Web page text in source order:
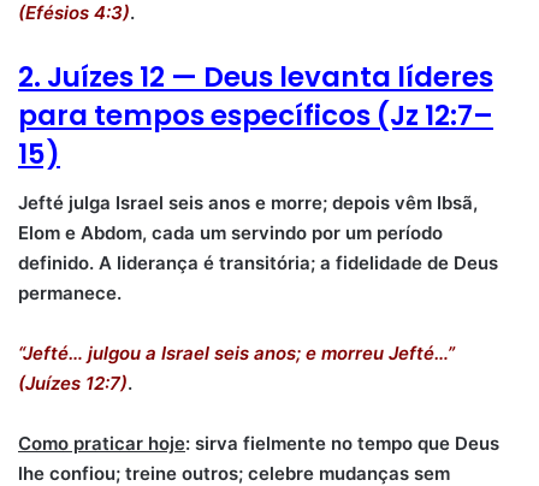
(Efésios 4:3).
2. Juízes 12 — Deus levanta líderes
para tempos específicos (Jz 12:7–
15)
Jefté julga Israel seis anos e morre; depois vêm Ibsã,
Elom e Abdom, cada um servindo por um período
definido. A liderança é transitória; a fidelidade de Deus
permanece.
“Jefté… julgou a Israel seis anos; e morreu Jefté…”
(Juízes 12:7).
Como praticar hoje: sirva fielmente no tempo que Deus
lhe confiou; treine outros; celebre mudanças sem